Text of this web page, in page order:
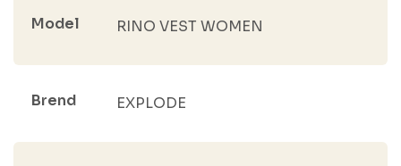
Model RINO VEST WOMEN
Brend EXPLODE